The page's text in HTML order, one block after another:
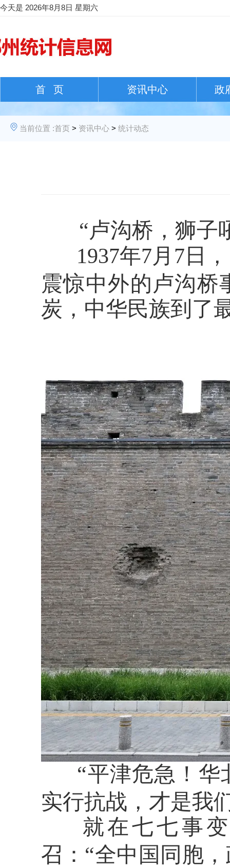
今天是 2026年8月8日 星期六
首 页 资讯中心 政
当前位置 :首页 > 资讯中心 > 统计动态
“卢沟桥，狮子
1937年7月7日
，
震惊中外的卢沟桥
炭 ， 中华民族到了
“平津危急！
实行抗战 ， 才是我
就在七七事
召 ： “全中国同胞 ，